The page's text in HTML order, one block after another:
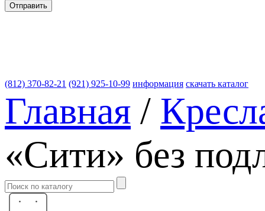
(812) 370-82-21 (921) 925-10-99 информация скачать каталог
Главная /
«Сити» без